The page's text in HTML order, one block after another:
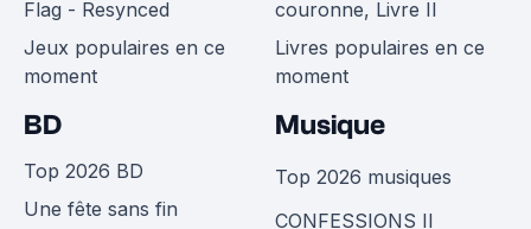
Flag - Resynced
Jeux populaires en ce
moment
couronne, Livre II
Livres populaires en ce
moment
BD
Top 2026 BD
Une fête sans fin
Musique
Top 2026 musiques
CONFESSIONS II